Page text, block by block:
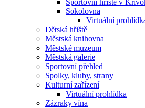
Sportovní hřiště v
Sokolovna
Virtuální
Dětská hřiště
Městská knihovna
Městské muzeum
Městská galerie
Sportovní přehled
Spolky, kluby, strany
Kulturní zařízení
Virtuální prohlídka
Zázraky vína